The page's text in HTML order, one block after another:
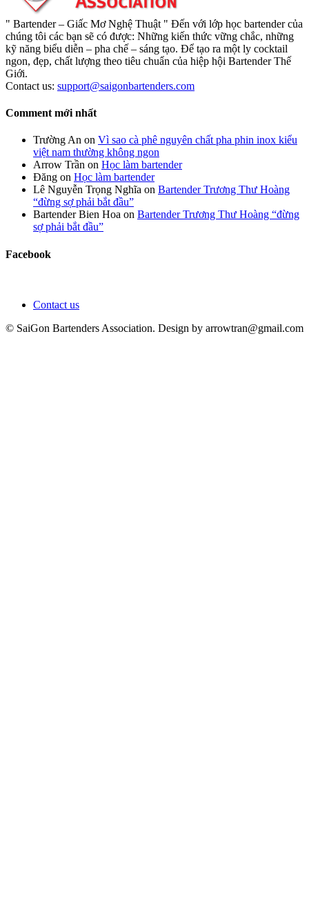
" Bartender – Giấc Mơ Nghệ Thuật " Đến với lớp học bartender của
chúng tôi các bạn sẽ có được: Những kiến thức vững chắc, những
kỹ năng biểu diễn – pha chế – sáng tạo. Để tạo ra một ly cocktail
ngon, đẹp, chất lượng theo tiêu chuẩn của hiệp hội Bartender Thế
Giới.
Contact us: support@saigonbartenders.com
Comment mới nhất
Trường An on Vì sao cà phê nguyên chất pha phin inox kiểu
việt nam thường không ngon
Arrow Trần on Học làm bartender
Đăng on Học làm bartender
Lê Nguyễn Trọng Nghĩa on Bartender Trương Thư Hoàng
“đừng sợ phải bắt đầu”
Bartender Bien Hoa on Bartender Trương Thư Hoàng “đừng
sợ phải bắt đầu”
Facebook
Contact us
© SaiGon Bartenders Association. Design by arrowtran@gmail.com